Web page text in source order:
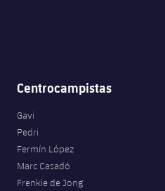
Centrocampistas
Gavi
Pedri
Fermín López
Marc Casadó
Frenkie de Jong